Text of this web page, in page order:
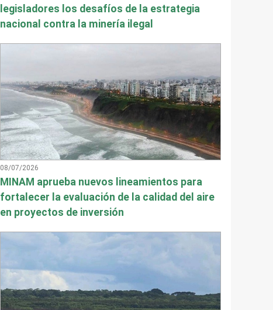
legisladores los desafíos de la estrategia
nacional contra la minería ilegal
08/07/2026
MINAM aprueba nuevos lineamientos para
fortalecer la evaluación de la calidad del aire
en proyectos de inversión